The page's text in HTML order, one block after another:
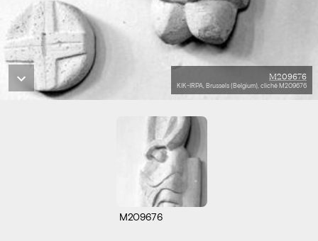
M209676
KIK-IRPA, Brussels (Belgium), cliché M209676
M209676